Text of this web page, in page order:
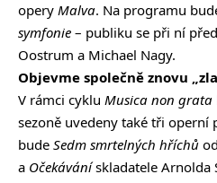
opery Malva. Na programu
symfonie – publiku se při ní
Oostrum a Michael Nagy.
Objevme společně znovu
V rámci cyklu Musica non grata
sezoně uvedeny také tři operní
bude Sedm smrtelných hříchů
a Očekávánískladatele Arnolda